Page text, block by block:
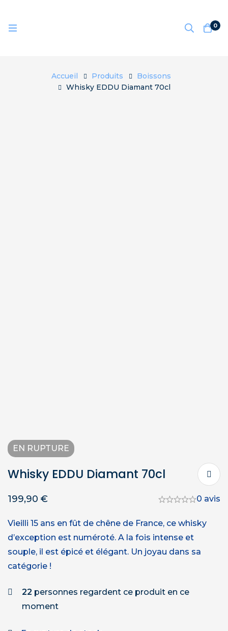
0
Accueil Produits
Boissons
Whisky EDDU Diamant 70cl
EN RUPTURE
Whisky EDDU Diamant 70cl
199,90 € 0 avis
Vieilli 15 ans en fût de chêne de France, ce whisky
d’exception est numéroté. A la fois intense et
souple, il est épicé et élégant. Un joyau dans sa
catégorie !
22 personnes regardent ce produit en ce
moment